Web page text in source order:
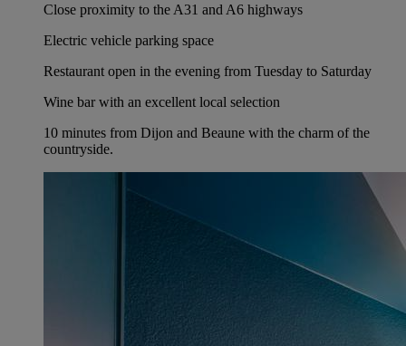
Close proximity to the A31 and A6 highways
Electric vehicle parking space
Restaurant open in the evening from Tuesday to Saturday
Wine bar with an excellent local selection
10 minutes from Dijon and Beaune with the charm of the
countryside.